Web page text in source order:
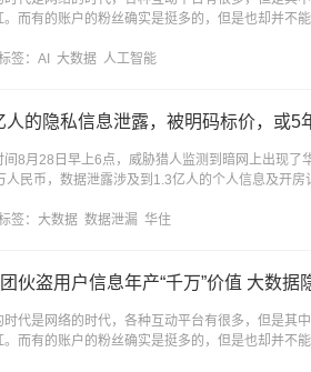
。而有的账户的粉丝确实是挺多的，但是也却并不
签： AI 大数据 人工智能
人的隐私信息泄露，被明码标价，或5
间8月28日早上6点，威胁猎人监测到暗网上出现
人民币，数据泄露涉及到1.3亿人的个人信息及开房
签： 大数据 数据泄漏 华住
伙盗用户信息年产“千万”价值 大数据
时代是网络的时代，各种互动平台有很多，但是其
。而有的账户的粉丝确实是挺多的，但是也却并不